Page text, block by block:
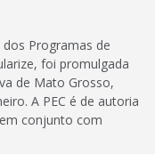
Programas de
foi promulgada
de Mato Grosso,
A PEC é de autoria
conjunto com